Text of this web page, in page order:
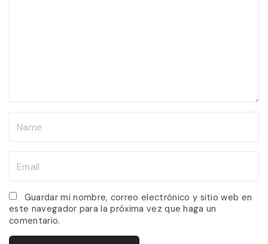
*
a
i
l
Guardar mi nombre, correo electrónico y sitio web en
este navegador para la próxima vez que haga un
comentario.